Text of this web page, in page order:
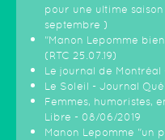
pour une ultime
septembre )
"Manon Lepomme
(RTC 25.07.19)
Le journal de Montréal
Le Soleil - Journal
Femmes, humoristes,
Libre - 08/06/2019
Manon Lepomme "un